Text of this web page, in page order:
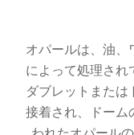
オパールは、油、
によって処理され
ダブレットまたは
接着され、ドーム